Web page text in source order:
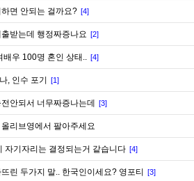
면 안되는 걸까요? [4]
받는데 행정짜증나요 [2]
배우 100명 혼인 상태.. [4]
, 인수 포기 [1]
안되서 너무짜증나는데 [3]
리브영에서 팔아주세요
자기자리는 결정되는거 같습니다 [4]
린 두가지 말.. 한국인이세요? 영포티 [3]